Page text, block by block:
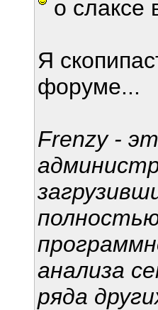
о слаксе
Я
форуме...
Frenzy -
анализа
ряда